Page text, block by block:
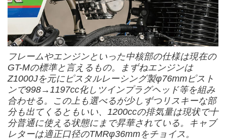
フレームやエンジンといった中核部の仕様は現在の
GT-Mの標準と言えるもの。まずねエンジンは
Z1000Jを元にピスタルレーシング製φ76mmピスト
ンで998→1197cc化しツインプラグヘッド等を組み
合わせる。この上も選べるが少しずつリスキーな部
分も出てくるともいい、1200ccの排気量は現状で十
分普通に使える状態にまで昇華されている。キャブ
レターは適正口径のTMRφ36mmをチョイス。